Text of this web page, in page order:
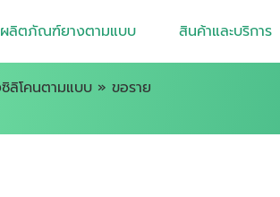
ผลิตภัณฑ์ยางตามแบบ สินค้าและบริการ
ลิโคนตามแบบ » ขอราย